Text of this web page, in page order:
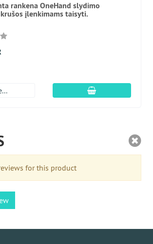
rankena OneHand slydimo
įlenkimams taisyti.
Įdėti į krepšį
for this product